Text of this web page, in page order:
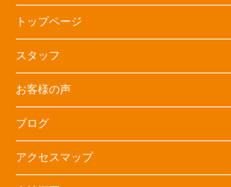
トップページ
スタッフ
お客様の声
ブログ
アクセスマップ